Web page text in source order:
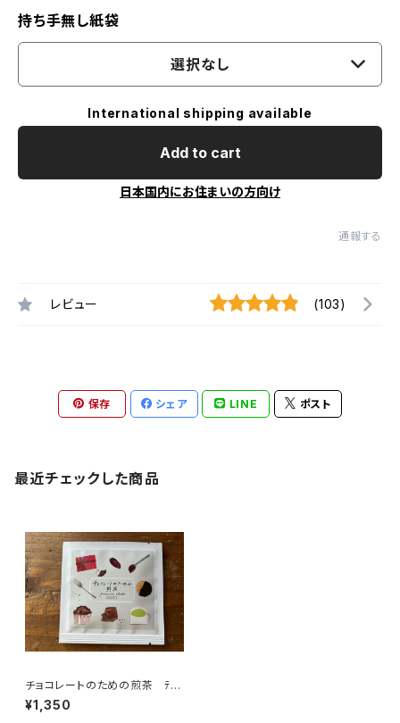
持ち手無し紙袋
選択なし
International shipping available
Add to cart
日本国内にお住まいの方向け
通報する
レビュー (103)
保存 シェア LINE ポスト
最近チェックした商品
チョコレートのための煎茶 ﾃｨｰ
ﾊﾞｯｸﾞ1P入×５個 チョコと一
緒に おやつ時間 バレンタイ
¥1,350